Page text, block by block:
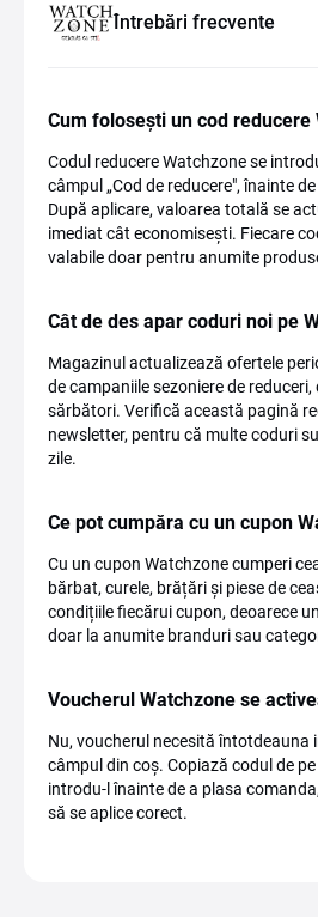
Întrebări frecvente
Cum folosești un cod reducere
Codul reducere Watchzone se
câmpul „Cod de reducere", înainte
După aplicare, valoarea totală se
imediat cât economisești. Fiecare
valabile doar pentru anumite
Cât de des apar coduri noi pe
Magazinul actualizează ofertele
de campaniile sezoniere de reduceri,
sărbători. Verifică această pagină
newsletter, pentru că multe coduri
zile.
Ce pot cumpăra cu un cupon
Cu un cupon Watchzone cumperi
bărbat, curele, brățări și piese de
condițiile fiecărui cupon, deoarece
doar la anumite branduri sau
Voucherul Watchzone se
Nu, voucherul necesită întotdeauna
câmpul din coș. Copiază codul de
introdu-l înainte de a plasa
să se aplice corect.